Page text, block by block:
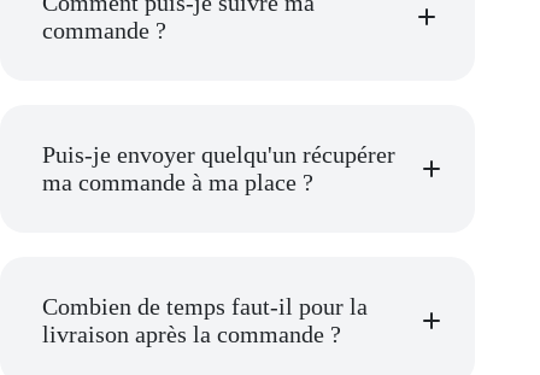
commande ?
info@temovision.com
Puis-je envoyer quelqu'un récupérer
ma commande à ma place ?
Combien de temps faut-il pour la
livraison après la commande ?